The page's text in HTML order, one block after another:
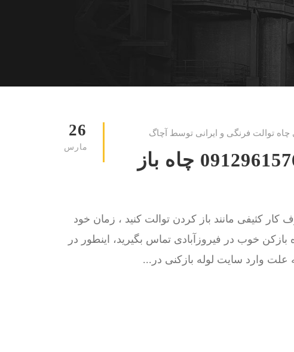
26
مارس
چاه توالت فرنگی و ایرانی توسط آچاگ
لوله بازکنی فیروزآبادی 09129615767 چاه باز
کثیفی مانند باز کردن توالت کنید ، زمان خود
خوب در فیروزآبادی تماس بگیرید، اینطور در
وارد سایت لوله بازکنی در...